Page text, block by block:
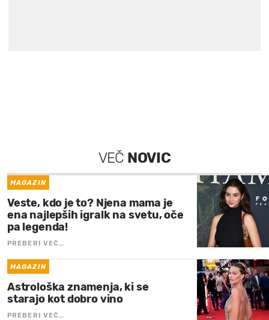
VEČ NOVIC
MAGAZIN
Veste, kdo je to? Njena mama je
ena najlepših igralk na svetu, oče
pa legenda!
PREBERI VEČ…
MAGAZIN
Astrološka znamenja, ki se
starajo kot dobro vino
PREBERI VEČ…